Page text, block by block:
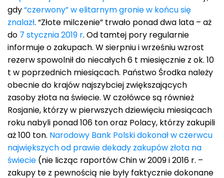
gdy“czerwony” w elitarnym gronie w końcu się
znalazł. “Złote milczenie” trwało ponad dwa lata – aż
do 7 stycznia 2019 r. Od tamtej pory regularnie
informuje o zakupach. W sierpniu i wrześniu wzrost
rezerw spowolnił do niecałych 6 t miesięcznie z ok. 10
t w poprzednich miesiącach. Państwo Środka należy
obecnie do krajów najszybciej zwiększających
zasoby złota na świecie. W czołówce są również
Rosjanie, którzy w pierwszych dziewięciu miesiącach
roku nabyli ponad 106 ton oraz Polacy, którzy zakupili
aż 100 ton. Narodowy Bank Polski dokonał w czerwcu
największych od prawie dekady zakupów złota na
świecie (nie licząc raportów Chin w 2009 i 2016 r. –
zakupy te z pewnością nie były faktycznie dokonane